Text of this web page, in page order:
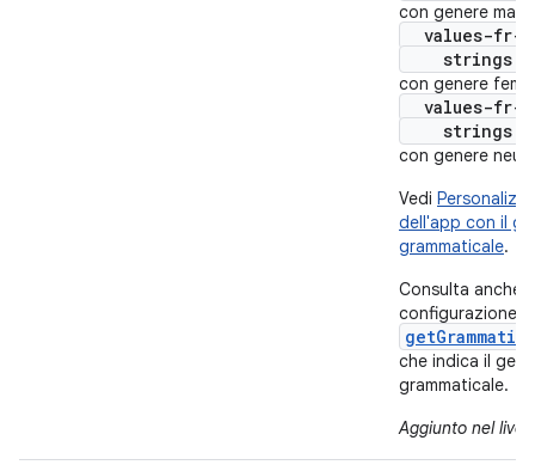
con genere
values-fr-
con genere
values-fr-
con genere
Vedi
dell'app con il
grammaticale.
Consulta anche
configurazione
che indica il
grammaticale.
Aggiunto nel